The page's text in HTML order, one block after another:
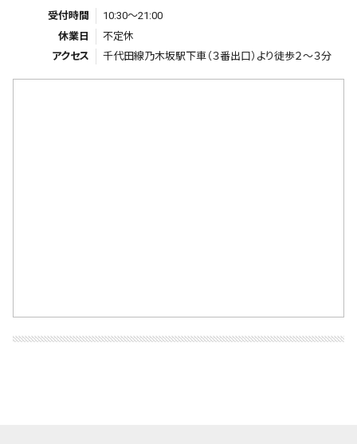
受付時間
10:30～21:00
休業日
不定休
アクセス
千代田線乃木坂駅下車（３番出口）より徒歩２～３分